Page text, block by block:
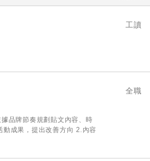
工讀
品牌節奏規劃貼文內容、時
成果，提出改善方向 2.內容
全職